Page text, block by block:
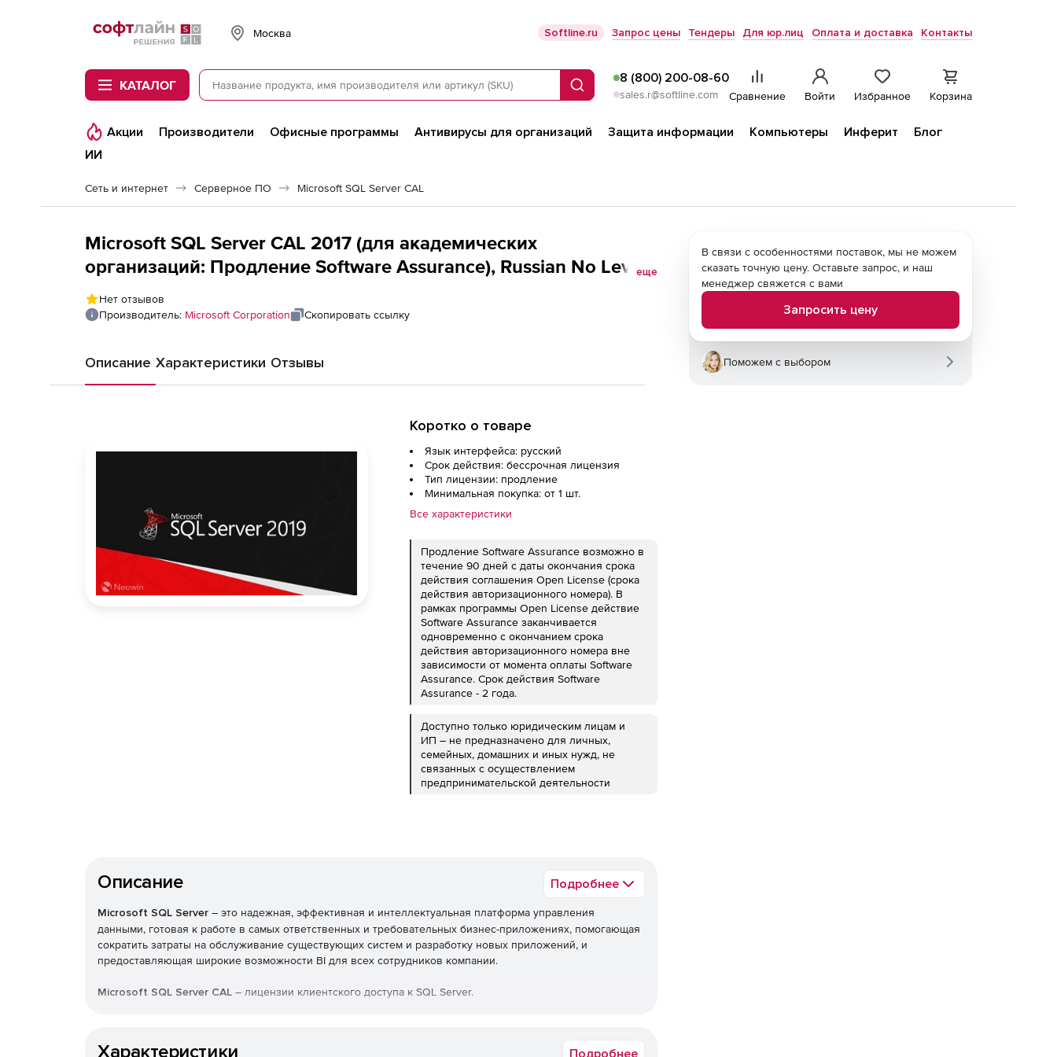
Softline
Москва Softline.ru Запрос цены Тендеры Для юр.лиц Оплата и доставка Контакты
КАТАЛОГ Поиск
8 (800) 200-08-60
sales.r@softline.com Сравнение Войти Избранное Корзина
Акции Производители Офисные программы Антивирусы для организаций Защита информации Компьютеры Инферит
Блог
ИИ
Сеть и интернет Серверное ПО Microsoft SQL Server CAL
Microsoft SQL Server CAL 2017 (для академических
организаций: Продление Software Assurance), Russian No Level
User
еще
Нет отзывов
Производитель: Microsoft Corporation Скопировать ссылку
Описание Характеристики Отзывы
Коротко о товаре
Язык интерфейса: русский
Срок действия: бессрочная лицензия
Тип лицензии: продление
Минимальная покупка: от 1 шт.
Все характеристики
Продление Software Assurance возможно в
течение 90 дней с даты окончания срока
действия соглашения Open License (срока
действия авторизационного номера). В
рамках программы Open License действие
Software Assurance заканчивается
одновременно с окончанием срока
действия авторизационного номера вне
зависимости от момента оплаты Software
Assurance. Срок действия Software
Assurance - 2 года.
Доступно только юридическим лицам и
ИП – не предназначено для личных,
семейных, домашних и иных нужд, не
связанных с осуществлением
предпринимательской деятельности
Описание Подробнее
Microsoft SQL Server – это надежная, эффективная и интеллектуальная платформа управления
данными, готовая к работе в самых ответственных и требовательных бизнес-приложениях, помогающая
сократить затраты на обслуживание существующих систем и разработку новых приложений, и
предоставляющая широкие возможности BI для всех сотрудников компании.
Microsoft SQL Server CAL – лицензии клиентского доступа к SQL Server.
Характеристики Подробнее
В связи с особенностями поставок, мы не можем
сказать точную цену. Оставьте запрос, и наш
менеджер свяжется с вами
Запросить цену
Поможем с выбором